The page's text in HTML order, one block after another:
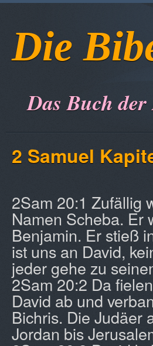
Die
Das Buch
2 Samuel
2Sam 20:1 Zufällig
Namen Scheba. Er
Benjamin. Er stieß
ist uns an David,
jeder gehe zu
2Sam 20:2 Da
David ab und
Bichris. Die Judäer
Jordan bis